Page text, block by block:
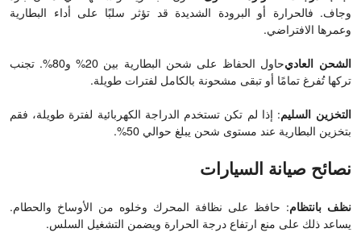
وجاف. فالحرارة أو البرودة الشديدة قد تؤثر سلبًا على أداء البطارية
وعمرها الافتراضي.
الشحن العادي
حاول الحفاظ على شحن البطارية بين 20% و80%. تجنب
تركها تُفرغ تمامًا أو تبقى مشحونة بالكامل لفترات طويلة.
التخزين السليم: إذا لم تكن تستخدم الدراجة الكهربائية لفترة طويلة، فقم
بتخزين البطارية عند مستوى شحن يبلغ حوالي 50%.
نصائح صيانة السيارات
نظف بانتظام: حافظ على نظافة المحرك وخلوه من الأوساخ والحطام.
يساعد ذلك على منع ارتفاع درجة الحرارة ويضمن التشغيل السلس.